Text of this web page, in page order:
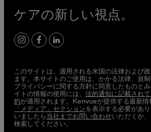
ケアの新しい視点。
Instagram
Facebook
LinkedIn
このサイトは、適用される米国の法律および
ます。本サイトのご使用は、かかる法律、規
プライバシーに関する方針に同意したものと
イトの情報の使用には、 法的通知に記載され
約が適用されます。Kenvueが提供する最新情
「メディア」セクションを表示する必要があ
いましたら 当社までお問い合わせいただくか
検索してください。